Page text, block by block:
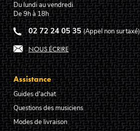
Du lundi au vendredi
De 9h à 18h
02 72 24 05 35 (Appel non surtaxé)
NOUS ÉCRIRE
Assistance
Guides d'achat
Questions des musiciens
Modes de livraison